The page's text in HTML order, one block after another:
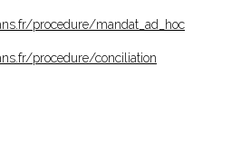
procedure/mandat_ad_hoc
procedure/conciliation